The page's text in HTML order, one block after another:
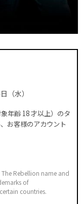
（水）
年齢 18 才以上）のタ
お客様のアカウント
Rebellion name and
of
countries.